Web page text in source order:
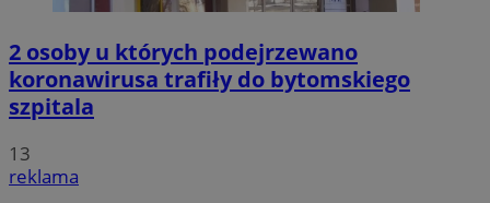
2 osoby u których podejrzewano
koronawirusa trafiły do bytomskiego
szpitala
13
reklama